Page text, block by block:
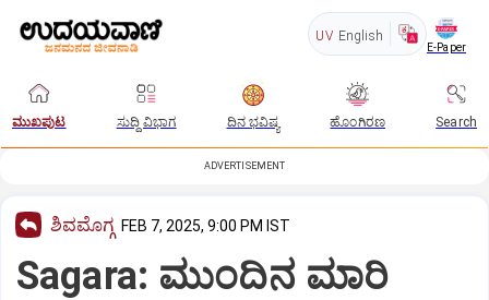
UV English
E-Paper
ಮುಖಪುಟ ಸುದ್ದಿ ವಿಭಾಗ ದಿನ ಭವಿಷ್ಯ ಹೊಂಗಿರಣ Search
ADVERTISEMENT
ಶಿವಮೊಗ್ಗ FEB 7, 2025, 9:00 PM IST
Sagara: ಮುಂದಿನ ಮಾರಿ